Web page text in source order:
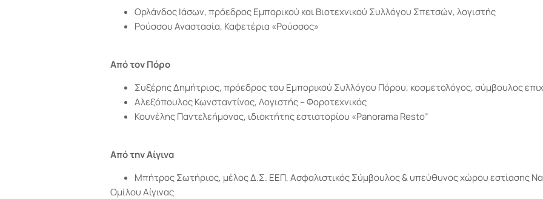
Ορλάνδος Ιάσων, πρόεδρος Εμπορικού και Βιοτεχνικού Συλλόγου Σπετσών, λογιστής
Ρούσσου Αναστασία, Καφετέρια «Ρούσσος»
Από τον Πόρο
Συξέρης Δημήτριος, πρόεδρος του Εμπορικού Συλλόγου Πόρου, κοσμετολόγος, σύμβουλος
Αλεξόπουλος Κωνσταντίνος, Λογιστής – Φοροτεχνικός
Κουνέλης Παντελεήμονας, ιδιοκτήτης εστιατορίου «Panorama Resto”
Από την Αίγινα
Μπήτρος Σωτήριος, μέλος Δ.Σ. ΕΕΠ, Ασφαλιστικός Σύμβουλος & υπεύθυνος χώρου εστίασης
Ομίλου Αίγινας